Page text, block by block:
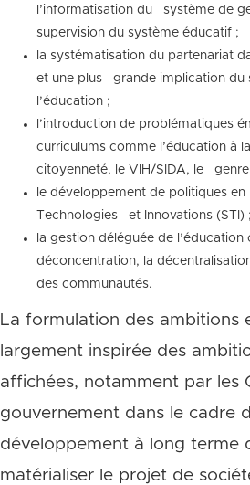
l’informatisation du système de
supervision du système éducatif ;
la systématisation du partenariat
et une plus grande implication du
l’éducation ;
l’introduction de problématiques
curriculums comme l’éducation à
citoyenneté, le VIH/SIDA, le
le développement de politiques en
Technologies et Innovations (STI) ;
la gestion déléguée de
déconcentration, la
des communautés.
La formulation des ambitions
largement inspirée des
affichées, notamment par les
gouvernement dans le cadre
développement à long terme
matérialiser le projet de